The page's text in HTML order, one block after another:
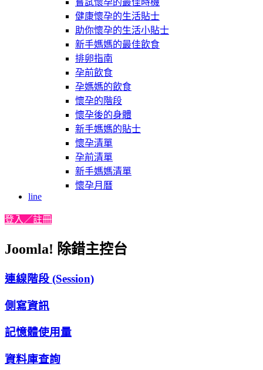
嘗試懷孕的最佳時機
健康懷孕的生活貼士
助你懷孕的生活小貼士
新手媽媽的最佳飲食
排卵指南
孕前飲食
孕媽媽的飲食
懷孕的階段
懷孕後的身體
新手媽媽的貼士
懷孕清單
孕前清單
新手媽媽清單
懷孕月曆
line
登入／註冊
Joomla! 除錯主控台
連線階段 (Session)
側寫資訊
記憶體使用量
資料庫查詢